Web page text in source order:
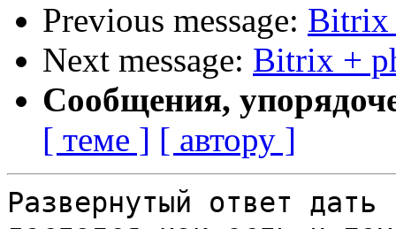
Previous message: Bitrix
Next message: Bitrix +
Сообщения,
[ теме ] [ автору ]
Развернутый ответ